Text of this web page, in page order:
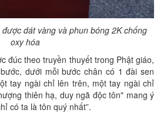
dát vàng và phun bóng 2K chống
oxy hóa
đúc theo truyền thuyết trong Phật giáo,
dưới mỗi bước chân có 1 đài sen
tay ngài chỉ lên trên, một tay ngài chỉ
thiên hạ, duy ngã độc tôn" mang ý
có ta là tôn quý nhất”.